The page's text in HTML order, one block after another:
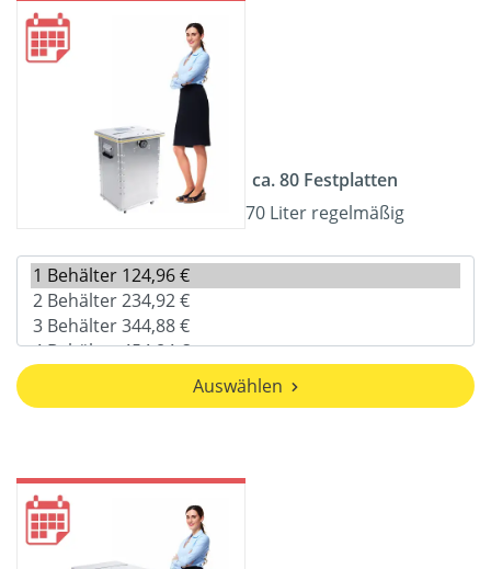
ca. 80 Festplatten
70 Liter regelmäßig
Auswählen